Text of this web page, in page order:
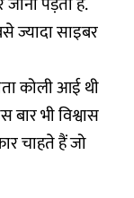
ज्यादा साइबर
कोली आई थी
भी विश्वास
चाहते हैं जो